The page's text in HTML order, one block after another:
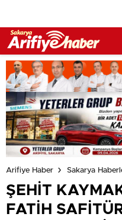
Arifiye Haber Sakarya
ŞEHİT
FATİH